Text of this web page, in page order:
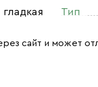
гладкая Тип
сайт и может